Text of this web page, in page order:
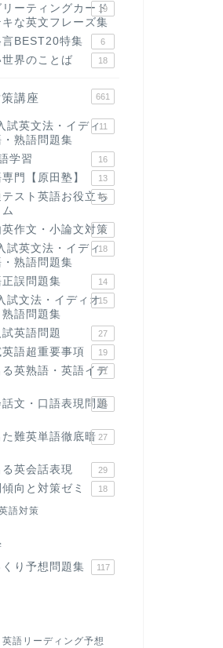
ーティングカード
な英文フレーズ集
19
BEST20特集 6
界のことば 18
講座 661
試英文法・イディ
熟語問題集
11
学習 16
門【原田塾】 13
スト英語お役立ち
45
作文・小論文対策
8
試英文法・イディ
熟語問題集
18
誤問題集 14
試文法・イディオ
語問題集
15
英語問題 27
語超重要事項 19
英熟語・英語イデ
71
文・口語表現問題
35
難英単語徹底暗 27
英会話表現 29
向と対策ゼミ 18
語対策
り予想問題集 117
語リーディング予想